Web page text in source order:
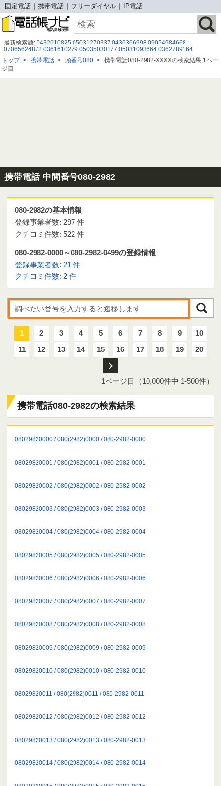
固定電話 携帯電話 フリーダイヤル IP電話
最新検索語: 0432610825 05031270337 0436366998 09054984668
07065624872 0361610279 05035030177 05031093664 0362789164
08016006323 0963554571 0120984757 0368975581
0366282700
0671673805 0775030203 08001709081 08013724632 08065489380
08080884073
トップ> 携帯電話 > 頭番号080 > 携帯電話080-2982-XXXXの検索結果 1ペー
ジ目
携帯電話 中間番号080-2982
080-2982の基本情報
登録事業者数: 297 件
クチコミ件数: 522 件
080-2982-0000～080-2982-0499の登録情報
登録事業者数: 21 件
クチコミ件数: 2 件
1 2 3 4 5 6 7 8 9
10
11
12 13 14 15 16 17 18 19
20
次
1ページ目（10,000件中 1-500件）
携帯電話080-2982の検索結果
08029820000 / 080(2982)0000 / 080-2982-0000
08029820001 / 080(2982)0001 / 080-2982-0001
08029820002 / 080(2982)0002 / 080-2982-0002
08029820003 / 080(2982)0003 / 080-2982-0003
08029820004 / 080(2982)0004 / 080-2982-0004
08029820005 / 080(2982)0005 / 080-2982-0005
08029820006 / 080(2982)0006 / 080-2982-0006
08029820007 / 080(2982)0007 / 080-2982-0007
08029820008 / 080(2982)0008 / 080-2982-0008
08029820009 / 080(2982)0009 / 080-2982-0009
08029820010 / 080(2982)0010 / 080-2982-0010
08029820011 / 080(2982)0011 / 080-2982-0011
08029820012 / 080(2982)0012 / 080-2982-0012
08029820013 / 080(2982)0013 / 080-2982-0013
08029820014 / 080(2982)0014 / 080-2982-0014